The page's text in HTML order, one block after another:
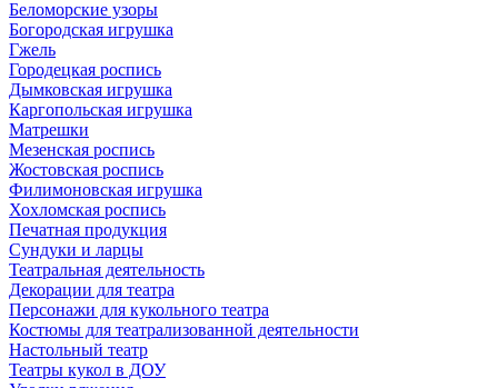
Беломорские узоры
Богородская игрушка
Гжель
Городецкая роспись
Дымковская игрушка
Каргопольская игрушка
Матрешки
Мезенская роспись
Жостовская роспись
Филимоновская игрушка
Хохломская роспись
Печатная продукция
Сундуки и ларцы
Театральная деятельность
Декорации для театра
Персонажи для кукольного театра
Костюмы для театрализованной деятельности
Настольный театр
Театры кукол в ДОУ